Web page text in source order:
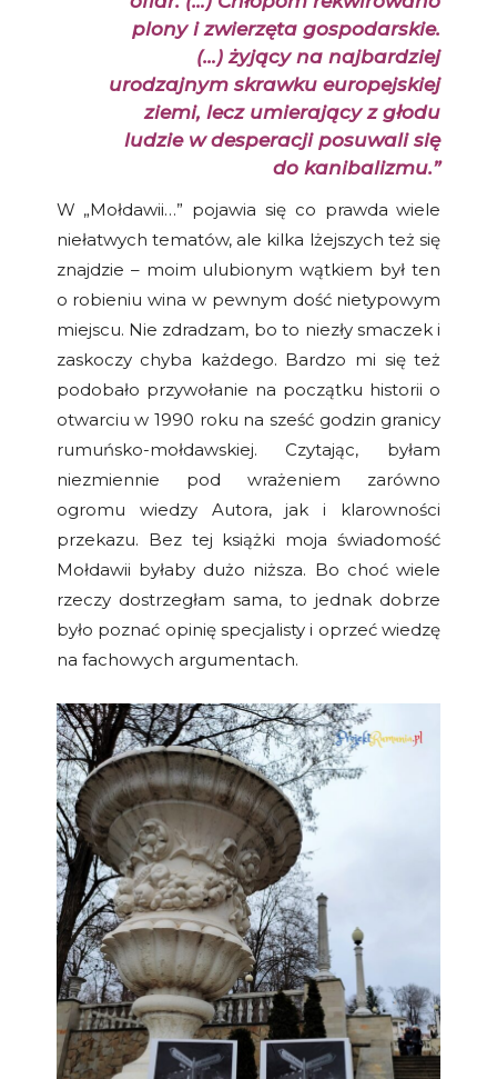
plony i zwierzęta gospodarskie.
(…) żyjący na najbardziej
urodzajnym skrawku europejskiej
ziemi, lecz umierający z głodu
ludzie w desperacji posuwali się
do kanibalizmu.”
W „Mołdawii…” pojawia się co prawda wiele
niełatwych tematów, ale kilka lżejszych też się
znajdzie – moim ulubionym wątkiem był ten
o robieniu wina w pewnym dość nietypowym
miejscu. Nie zdradzam, bo to niezły smaczek i
zaskoczy chyba każdego. Bardzo mi się też
podobało przywołanie na początku historii o
otwarciu w 1990 roku na sześć godzin granicy
rumuńsko-mołdawskiej. Czytając, byłam
niezmiennie pod wrażeniem zarówno
ogromu wiedzy Autora, jak i klarowności
przekazu. Bez tej książki moja świadomość
Mołdawii byłaby dużo niższa. Bo choć wiele
rzeczy dostrzegłam sama, to jednak dobrze
było poznać opinię specjalisty i oprzeć wiedzę
na fachowych argumentach.